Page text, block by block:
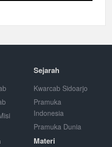
Sejarah
Kwarcab Sidoarjo
Pramuka
Indonesia
Pramuka Dunia
Materi